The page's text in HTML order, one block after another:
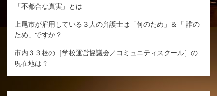
「不都合な真実」とは
上尾市が雇用している３人の弁護士は「何のため」＆「 誰の
ため」ですか？
市内３３校の［学校運営協議会／コミュニティスクール］の
現在地は？